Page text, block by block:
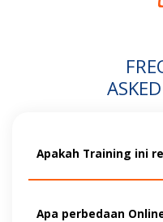
Apakah Training ini
Apa perbedaan